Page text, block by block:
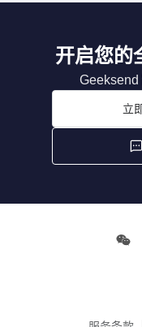
开启您的
Geeksend
立